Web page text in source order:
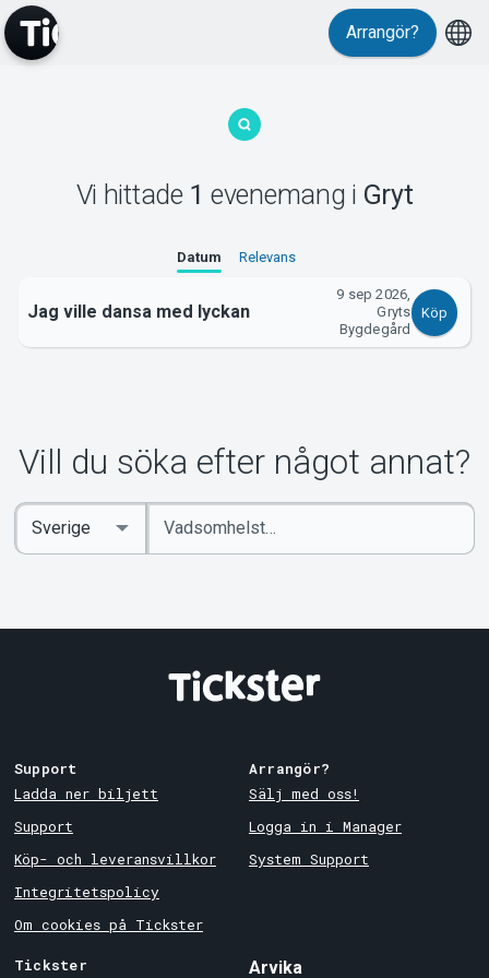
Arrangör?
Vi hittade 1 evenemang i Gryt
Datum Relevans
Jag ville dansa med lyckan
9 sep 2026,
Gryts
Bygdegård
Köp
Vill du söka efter något annat?
Ange
sökord
Select
Country
Support
Ladda ner biljett
Support
Köp- och leveransvillkor
Integritetspolicy
Om cookies på Tickster
Arrangör?
Sälj med oss!
Logga in i Manager
System Support
Tickster Arvika